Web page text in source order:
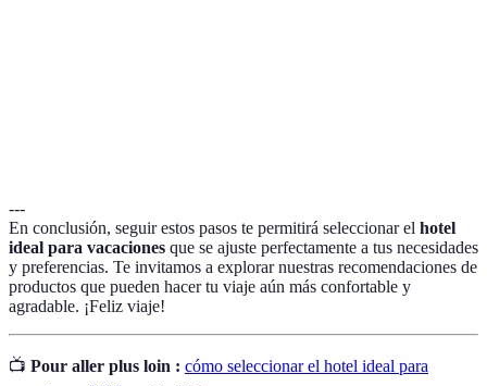
---
En conclusión, seguir estos pasos te permitirá seleccionar el hotel
ideal para vacaciones que se ajuste perfectamente a tus necesidades
y preferencias. Te invitamos a explorar nuestras recomendaciones de
productos que pueden hacer tu viaje aún más confortable y
agradable. ¡Feliz viaje!
📺 Pour aller plus loin : cómo seleccionar el hotel ideal para